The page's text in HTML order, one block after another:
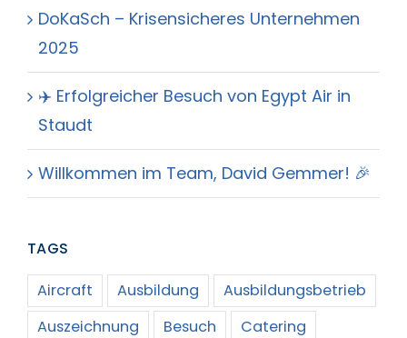
DoKaSch – Krisensicheres Unternehmen
2025
✈️ Erfolgreicher Besuch von Egypt Air in
Staudt
Willkommen im Team, David Gemmer! 🎉
TAGS
Aircraft
Ausbildung
Ausbildungsbetrieb
Auszeichnung
Besuch
Catering